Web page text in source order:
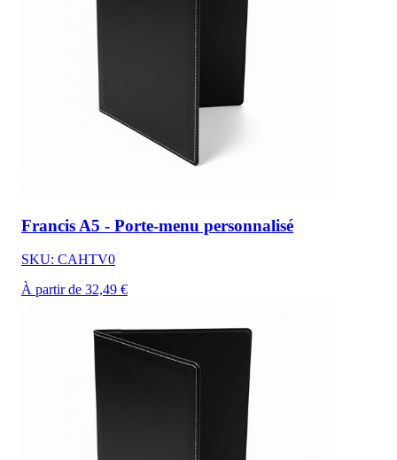
Francis A5 - Porte-menu personnalisé
SKU: CAHTV0
À partir de 32,49 €